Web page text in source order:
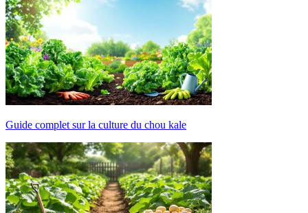
Guide complet sur la culture du chou kale